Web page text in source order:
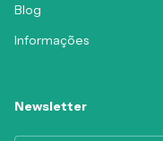
Blog
Informações
Newsletter